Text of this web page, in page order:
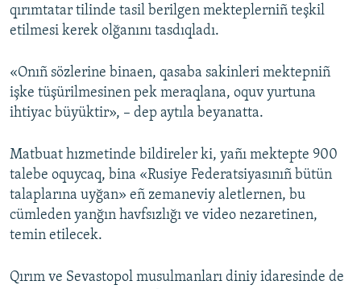
qırımtatar tilinde tasil berilgen mekteplerniñ teşkil
etilmesi kerek olğanını tasdıqladı.
«Onıñ sözlerine binaen, qasaba sakinleri mektepniñ
işke tüşürilmesinen pek meraqlana, oquv yurtuna
ihtiyac büyüktir», – dep aytıla beyanatta.
Matbuat hızmetinde bildireler ki, yañı mektepte 900
talebe oquycaq, bina «Rusiye Federatsiyasınıñ bütün
talaplarına uyğan» eñ zemaneviy aletlernen, bu
cümleden yanğın havfsızlığı ve video nezaretinen,
temin etilecek.
Qırım ve Sevastopol musulmanları diniy idaresinde de